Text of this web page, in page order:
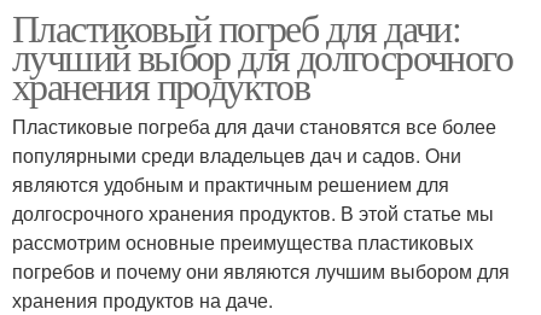
Погреб из пластика Погреб из полиэтилена
пластиковые погреба
Погреба из пищевого
полиэтилена
Бесшовный погреб
Пластиковый погреб для дачи:
лучший выбор для долгосрочного
хранения продуктов
Пластиковые погреба для дачи становятся все более
популярными среди владельцев дач и садов. Они
являются удобным и практичным решением для
долгосрочного хранения продуктов. В этой статье мы
рассмотрим основные преимущества пластиковых
погребов и почему они являются лучшим выбором для
хранения продуктов на даче.